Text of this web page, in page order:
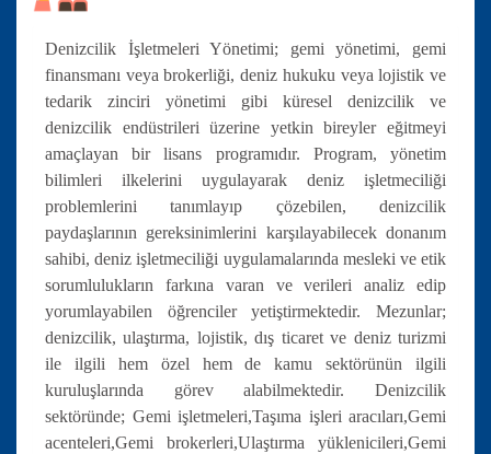
Denizcilik İşletmeleri Yönetimi; gemi yönetimi, gemi
finansmanı veya brokerliği, deniz hukuku veya lojistik ve
tedarik zinciri yönetimi gibi küresel denizcilik ve
denizcilik endüstrileri üzerine yetkin bireyler eğitmeyi
amaçlayan bir lisans programıdır. Program, yönetim
bilimleri ilkelerini uygulayarak deniz işletmeciliği
problemlerini tanımlayıp çözebilen, denizcilik
paydaşlarının gereksinimlerini karşılayabilecek donanım
sahibi, deniz işletmeciliği uygulamalarında mesleki ve etik
sorumlulukların farkına varan ve verileri analiz edip
yorumlayabilen öğrenciler yetiştirmektedir. Mezunlar;
denizcilik, ulaştırma, lojistik, dış ticaret ve deniz turizmi
ile ilgili hem özel hem de kamu sektörünün ilgili
kuruluşlarında görev alabilmektedir. Denizcilik
sektöründe; Gemi işletmeleri,Taşıma işleri aracıları,Gemi
acenteleri,Gemi brokerleri,Ulaştırma yüklenicileri,Gemi